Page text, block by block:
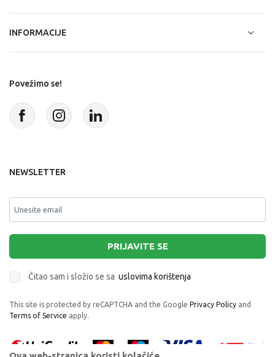
INFORMACIJE
Povežimo se!
NEWSLETTER
PRIJAVITE SE
Čitao sam i složio se sa uslovima korištenja
This site is protected by reCAPTCHA and the Google Privacy Policy and
Terms of Service apply.